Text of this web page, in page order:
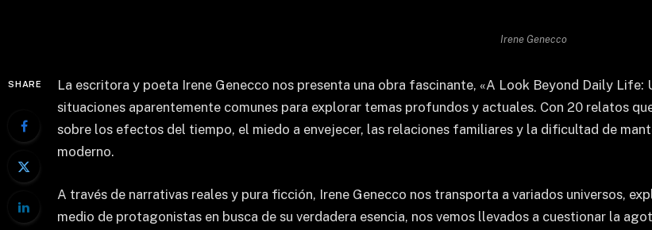
Irene Genecco
SHARE
La escritora y poeta Irene Genecco nos presenta una obra fascinante, «A Look Beyond Daily Life:
situaciones aparentemente comunes para explorar temas profundos y actuales. Con 20 relatos
sobre los efectos del tiempo, el miedo a envejecer, las relaciones familiares y la dificultad de
moderno.
A través de narrativas reales y pura ficción, Irene Genecco nos transporta a variados universos,
medio de protagonistas en busca de su verdadera esencia, nos vemos llevados a cuestionar la